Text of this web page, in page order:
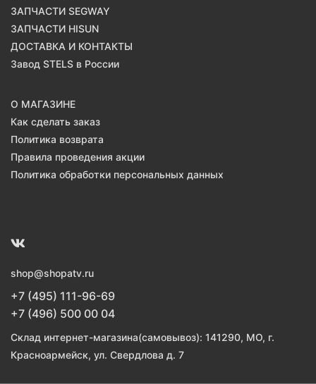
ЗАПЧАСТИ SEGWAY
ЗАПЧАСТИ HISUN
ДОСТАВКА И КОНТАКТЫ
Завод STELS в России
О МАГАЗИНЕ
Как сделать заказ
Политика возврата
Правила проведения акции
Политика обработки персональных данных
shop@shopatv.ru
+7 (495) 111-96-69
+7 (496) 500 00 04
Склад интернет-магазина(самовывоз): 141290, МО, г.
Красноармейск, ул. Свердлова д. 7